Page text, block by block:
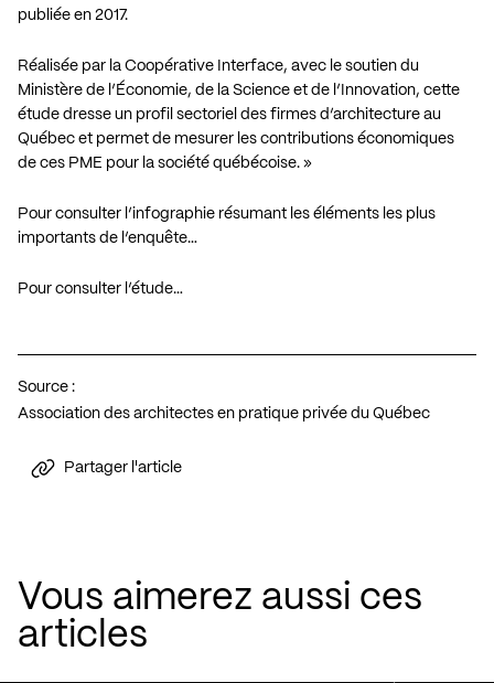
publiée en 2017.
Réalisée par la Coopérative Interface, avec le soutien du
Ministère de l’Économie, de la Science et de l’Innovation, cette
étude dresse un profil sectoriel des firmes d’architecture au
Québec et permet de mesurer les contributions économiques
de ces PME pour la société québécoise. »
Pour consulter l’infographie résumant les éléments les plus
importants de l’enquête…
Pour consulter l’étude…
Source :
Association des architectes en pratique privée du Québec
Partager l'article
Vous aimerez aussi ces
articles